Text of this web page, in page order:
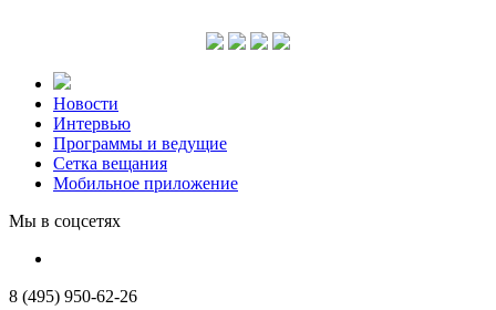
Новости
Интервью
Программы и ведущие
Сетка вещания
Мобильное приложение
Мы в соцсетях
8 (495) 950-62-26